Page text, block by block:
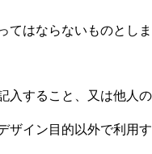
てはならないものとしま
入すること、又は他人の
ザイン目的以外で利用す